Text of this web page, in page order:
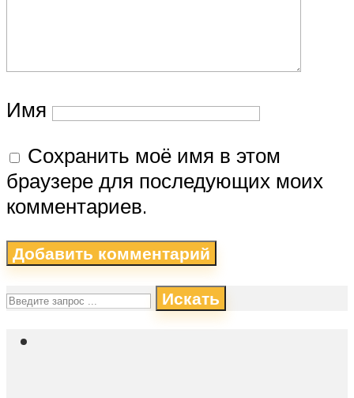
Имя
Сохранить моё имя в этом
браузере для последующих моих
комментариев.
Искать